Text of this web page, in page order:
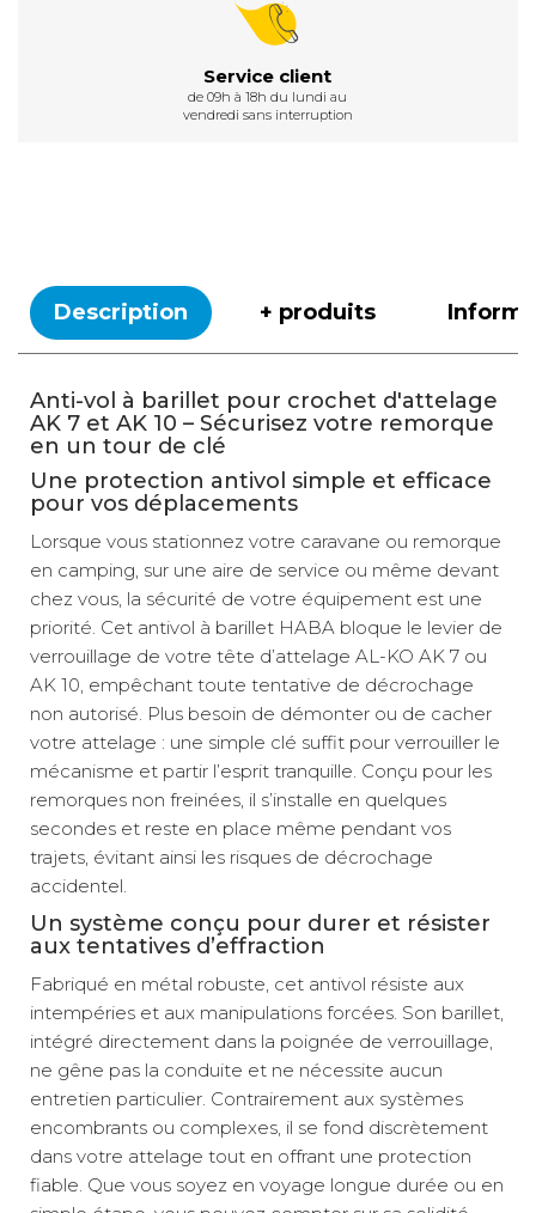
Service client
de 09h à 18h du lundi au
vendredi sans interruption
Description + produits
Anti-vol à barillet pour crochet d'attelage
AK 7 et AK 10 – Sécurisez votre remorque
en un tour de clé
Une protection antivol simple et efficace
pour vos déplacements
Lorsque vous stationnez votre caravane ou remorque
en camping, sur une aire de service ou même devant
chez vous, la sécurité de votre équipement est une
priorité. Cet antivol à barillet HABA bloque le levier de
verrouillage de votre tête d’attelage AL-KO AK 7 ou
AK 10, empêchant toute tentative de décrochage
non autorisé. Plus besoin de démonter ou de cacher
votre attelage : une simple clé suffit pour verrouiller le
mécanisme et partir l’esprit tranquille. Conçu pour les
remorques non freinées, il s’installe en quelques
secondes et reste en place même pendant vos
trajets, évitant ainsi les risques de décrochage
accidentel.
Un système conçu pour durer et résister
aux tentatives d’effraction
Fabriqué en métal robuste, cet antivol résiste aux
intempéries et aux manipulations forcées. Son barillet,
intégré directement dans la poignée de verrouillage,
ne gêne pas la conduite et ne nécessite aucun
entretien particulier. Contrairement aux systèmes
encombrants ou complexes, il se fond discrètement
dans votre attelage tout en offrant une protection
fiable. Que vous soyez en voyage longue durée ou en